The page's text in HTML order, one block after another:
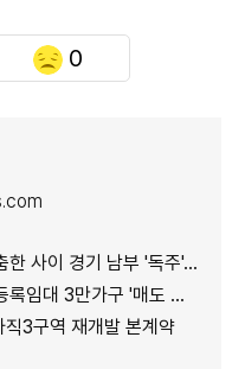
0
주'…세제 개편에 실수요 이동 빨라지나
대 3만가구 '매도 기로'
3구역 재개발 본계약